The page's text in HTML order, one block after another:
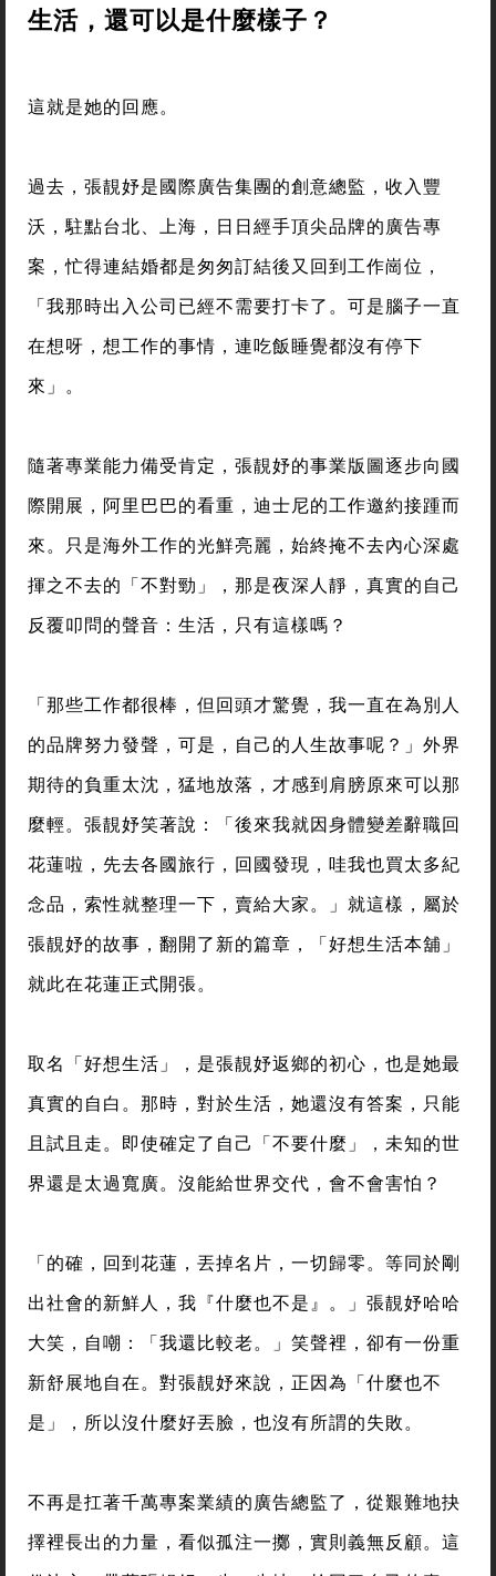
生活，還可以是什麼樣子？
這就是她的回應。
過去，張靚妤是國際廣告集團的創意總監，收入豐
沃，駐點台北、上海，日日經手頂尖品牌的廣告專
案，忙得連結婚都是匆匆訂結後又回到工作崗位，
「我那時出入公司已經不需要打卡了。可是腦子一直
在想呀，想工作的事情，連吃飯睡覺都沒有停下
來」。
隨著專業能力備受肯定，張靚妤的事業版圖逐步向國
際開展，阿里巴巴的看重，迪士尼的工作邀約接踵而
來。只是海外工作的光鮮亮麗，始終掩不去內心深處
揮之不去的「不對勁」，那是夜深人靜，真實的自己
反覆叩問的聲音：生活，只有這樣嗎？
「那些工作都很棒，但回頭才驚覺，我一直在為別人
的品牌努力發聲，可是，自己的人生故事呢？」外界
期待的負重太沈，猛地放落，才感到肩膀原來可以那
麼輕。張靚妤笑著說：「後來我就因身體變差辭職回
花蓮啦，先去各國旅行，回國發現，哇我也買太多紀
念品，索性就整理一下，賣給大家。」就這樣，屬於
張靚妤的故事，翻開了新的篇章，「好想生活本舖」
就此在花蓮正式開張。
取名「好想生活」，是張靚妤返鄉的初心，也是她最
真實的自白。那時，對於生活，她還沒有答案，只能
且試且走。即使確定了自己「不要什麼」，未知的世
界還是太過寬廣。沒能給世界交代，會不會害怕？
「的確，回到花蓮，丟掉名片，一切歸零。等同於剛
出社會的新鮮人，我『什麼也不是』。」張靚妤哈哈
大笑，自嘲：「我還比較老。」笑聲裡，卻有一份重
新舒展地自在。對張靚妤來說，正因為「什麼也不
是」，所以沒什麼好丟臉，也沒有所謂的失敗。
不再是扛著千萬專案業績的廣告總監了，從艱難地抉
擇裡長出的力量，看似孤注一擲，實則義無反顧。這